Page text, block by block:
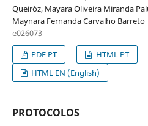
Queiróz, Mayara Oliveira Miranda
Maynara Fernanda Carvalho Barreto
e026073
PDF PT
HTML PT
HTML EN (English)
PROTOCOLOS